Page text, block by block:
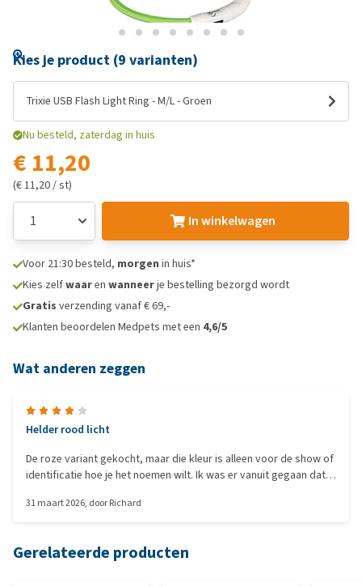
Kies je product (9 varianten)
Trixie USB Flash Light Ring - M/L - Groen
Nu besteld, zaterdag in huis
€ 11,20
(€ 11,20 / st)
In winkelwagen
Voor 21:30 besteld, morgen in huis*
Kies zelfwaaren wanneerje bestelling bezorgd wordt
Gratis verzending vanaf € 69,-
Klanten beoordelen Medpets met een 4,6/5
Wat anderen zeggen
Helder rood licht
De roze variant gekocht, maar die kleur is alleen voor de show of
identificatie hoe je het noemen wilt. Ik was er vanuit gegaan dat
die goed te zien is.
31 maart 2026, doorRichard
Gerelateerde producten